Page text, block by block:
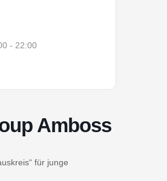
- 22:00
Amboss
für junge